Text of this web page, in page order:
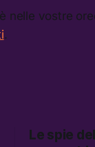
nelle vostre
.
Le spie